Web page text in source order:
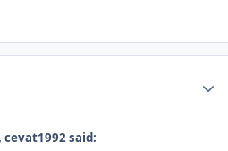
cevat1992 said: